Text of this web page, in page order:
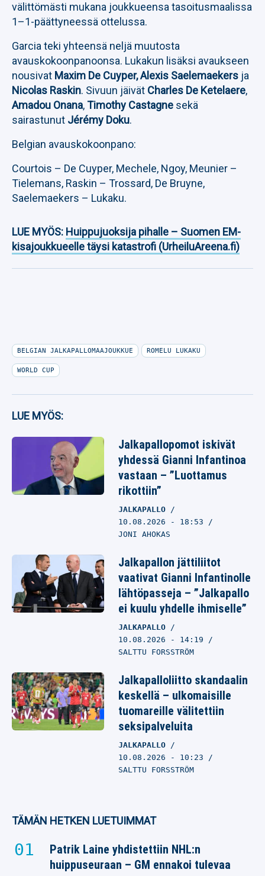
välittömästi mukana joukkueensa tasoitusmaalissa
1–1-päättyneessä ottelussa.
Garcia teki yhteensä neljä muutosta
avauskokoonpanoonsa. Lukakun lisäksi avaukseen
nousivat Maxim De Cuyper,Alexis Saelemaekers ja
Nicolas Raskin. Sivuun jäivät Charles De Ketelaere,
Amadou Onana,Timothy Castagne sekä
sairastunut Jérémy Doku.
Belgian avauskokoonpano:
Courtois – De Cuyper, Mechele, Ngoy, Meunier –
Tielemans, Raskin – Trossard, De Bruyne,
Saelemaekers – Lukaku.
LUE MYÖS: Huippujuoksija pihalle – Suomen EM-
kisajoukkueelle täysi katastrofi (UrheiluAreena.fi)
BELGIAN JALKAPALLOMAAJOUKKUE ROMELU LUKAKU
WORLD CUP
LUE MYÖS:
Jalkapallopomot iskivät
yhdessä Gianni Infantinoa
vastaan – ”Luottamus
rikottiin”
JALKAPALLO
10.08.2026 - 18:53
JONI AHOKAS
Jalkapallon jättiliitot
vaativat Gianni Infantinolle
lähtöpasseja – ”Jalkapallo
ei kuulu yhdelle ihmiselle”
JALKAPALLO
10.08.2026 - 14:19
SALTTU FORSSTRÖM
Jalkapalloliitto skandaalin
keskellä – ulkomaisille
tuomareille välitettiin
seksipalveluita
JALKAPALLO
10.08.2026 - 10:23
SALTTU FORSSTRÖM
TÄMÄN HETKEN LUETUIMMAT
Patrik Laine yhdistettiin NHL:n
huippuseuraan – GM ennakoi tulevaa